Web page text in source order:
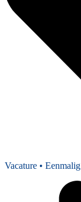
Vacature • Eenmalig